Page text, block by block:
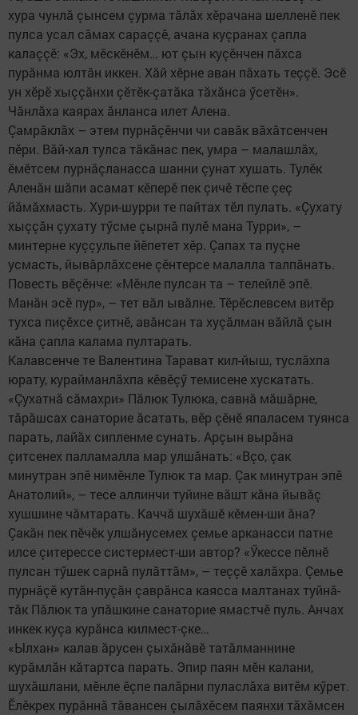
хура чунлă çынсем çурма тăлăх хӗрачана шелленӗ пек
пулса усал сăмах сараççӗ, ачана куçранах çапла
калаççӗ: «Эх, мӗскӗнӗм… ют çын куçӗнчен пăхса
пурăнма юлтăн иккен. Хăй хӗрне аван пăхать теççӗ. Эсӗ
ун хӗрӗ хыççăнхи çӗтӗк-çатăка тăхăнса ӳсетӗн».
Чăнлăха каярах ăнланса илет Алена.
Çамрăклăх – этем пурнăçӗнчи чи савăк вăхăтсенчен
пӗри. Вăй-хал тулса тăкăнас пек, умра – малашлăх,
ӗмӗтсем пурнăçланасса шанни çунат хушать. Тулӗк
Аленăн шăпи асамат кӗперӗ пек çичӗ тӗспе çеç
йăмăхмасть. Хури-шурри те пайтах тӗл пулать. «Çухату
хыççăн çухату тӳсме çырнă пулӗ мана Турри», –
минтерне куççульпе йӗпетет хӗр. Çапах та пуçне
усмасть, йывăрлăхсене çӗнтерсе малалла талпăнать.
Повесть вӗçӗнче: «Мӗнле пулсан та – телейлӗ эпӗ.
Манăн эсӗ пур», – тет вăл ывăлне. Тӗрӗслевсем витӗр
тухса пиçӗхсе çитнӗ, авăнсан та хуçăлман вăйлă çын
кăна çапла калама пултарать.
Калавсенче те Валентина Тарават кил-йыш, туслăхпа
юрату, курайманлăхпа кӗвӗçӳ темисене хускатать.
«Çухатнă сăмахри» Пăлюк Тулюка, савнă мăшăрне,
тăрăшсах санаторие ăсатать, вӗр çӗнӗ япаласем туянса
парать, лайăх сипленме сунать. Арçын вырăна
çитсенех палламалла мар улшăнать: «Вçо, çак
минутран эпӗ нимӗнле Тулюк та мар. Çак минутран эпӗ
Анатолий», – тесе аллинчи туйине вăшт кăна йывăç
хушшине чăмтарать. Каччă шухăшӗ кӗмен-ши ăна?
Çакăн пек пӗчӗк улшăнусемех çемье арканасси патне
илсе çитерессе систермест-ши автор? «Ӳкессе пӗлнӗ
пулсан тӳшек сарнă пулăттăм», – теççӗ халăхра. Çемье
пурнăçӗ кутăн-пуçăн çаврăнса каясса малтанах туйнă-
тăк Пăлюк та упăшкине санаторие ямастчӗ пуль. Анчах
инкек куçа курăнса килмест-çке…
«Ылхан» калав ăрусен çыхăнăвӗ татăлманнине
курăмлăн кăтартса парать. Эпир паян мӗн калани,
шухăшлани, мӗнле ӗçпе палăрни пуласлăха витӗм кӳрет.
Ӗлӗкрех пурăннă тăвансен çылăхӗсем паянхи тăхăмсен